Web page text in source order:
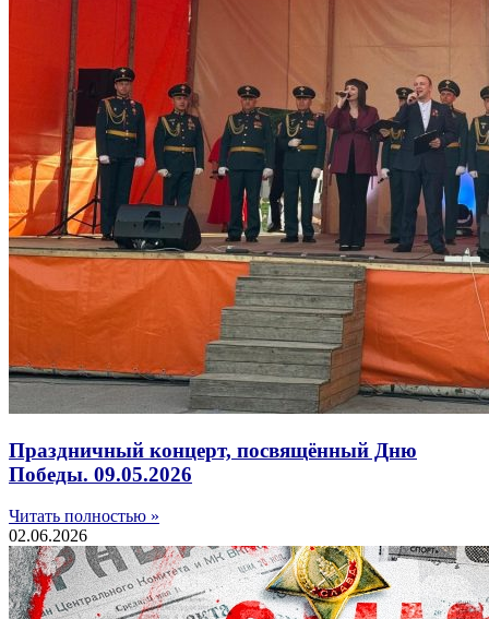
Праздничный концерт, посвящённый Дню
Победы. 09.05.2026
Читать полностью »
02.06.2026